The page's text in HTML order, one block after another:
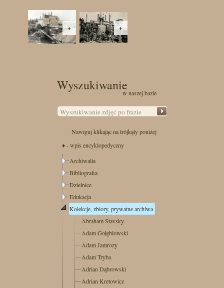
+ +
Wyszukiwaniew naszej bazie
Nawiguj klikając na trójkąty poniżej
♦ - wpis encyklopedyczny
Archiwalia
Bibliografia
Dzielnice
Edukacja
Kolekcje, zbiory, prywatne archiwa
Abraham Stavsky
Adam Gołębiowski
Adam Jamrozy
Adam Tryba
Adrian Dąbrowski
Adrian Kretowicz